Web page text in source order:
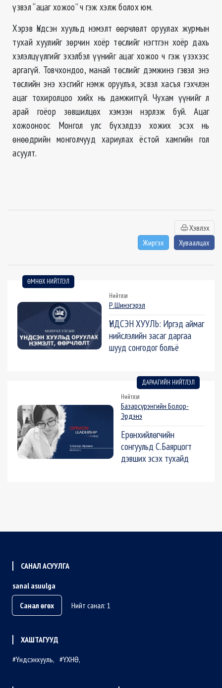
үзвэл “ацаг хожоо” ч гэж хэлж болох юм.
Хэрэв Үндсэн хуульд нэмэлт өөрчлөлт оруулах журмын
тухай хуулийг зөрчин хоёр төслийг нэгтгэн хоёр дахь
хэлэлцүүлгийг эхэлбэл үүнийг ацаг хожоо ч гэж үзэхээс
аргагүй. Товчхондоо, манай төслийг дэмжинэ гэвэл энэ
төслийн энэ хэсгийг нэмж оруулъя, эсвэл хасъя гэхчлэн
ацаг тохиролцоо хийх нь дамжиггүй. Чухам үүнийг л
арай гоёор зөвшилцөх хэмээн нэрлэж буй. Ацаг
хожооноос Монгол улс бүхэлдээ хожих эсэх нь
өнөөдрийн монголчууд хариулах ёстой хамгийн гол
асуулт.
Хэвлэх
Жиргэх
Хуваалцах
ӨМНӨХ НИЙТЛЭЛ
Нийтлэл
Р.Шинэгэрэл
ҮНДСЭН ХУУЛЬ: Иргэд аймаг
нийслэлийн засаг даргаа
шууд сонгодог болъё
ДАРААГИЙН НИЙТЛЭЛ
Нийтлэл
Базарсүрэнгийн Болор-
Эрдэнэ
Ерөнхийлөгчийн
сонгуульд С.Баярцогт
дэвших эсэх тухайд
САНАЛ АСУУЛГА
sanal asuulga
Санал өгөх
Нийт санал: 1
ХАШТАГУУД
Үндсэнхууль
ҮХНӨ